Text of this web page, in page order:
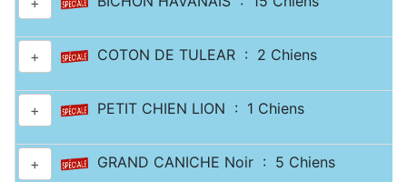
+ COTON DE TULEAR : 2 Chiens
+ PETIT CHIEN LION : 1 Chiens
+ GRAND CANICHE Noir : 5 Chiens